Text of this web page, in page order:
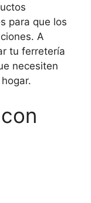
para que los
A
tu ferretería
necesiten